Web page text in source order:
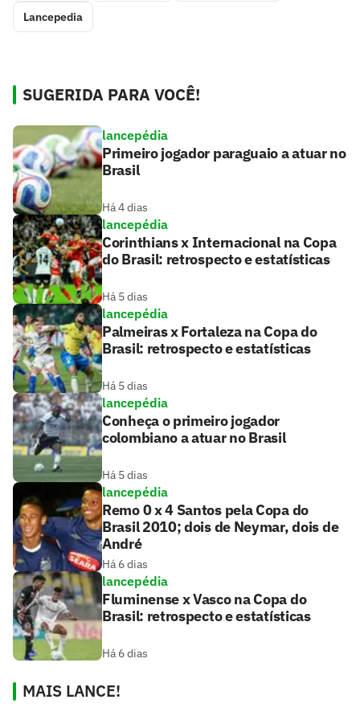
Lancepedia
SUGERIDA PARA VOCÊ!
lancepédia
Primeiro jogador paraguaio a atuar no
Brasil
Há 4 dias
lancepédia
Corinthians x Internacional na Copa
do Brasil: retrospecto e estatísticas
Há 5 dias
lancepédia
Palmeiras x Fortaleza na Copa do
Brasil: retrospecto e estatísticas
Há 5 dias
lancepédia
Conheça o primeiro jogador
colombiano a atuar no Brasil
Há 5 dias
lancepédia
Remo 0 x 4 Santos pela Copa do
Brasil 2010; dois de Neymar, dois de
André
Há 6 dias
lancepédia
Fluminense x Vasco na Copa do
Brasil: retrospecto e estatísticas
Há 6 dias
MAIS LANCE!